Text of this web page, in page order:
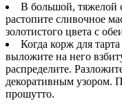
В большой, тяжелой
растопите сливочное
золотистого цвета с
Когда корж для
выложите на него
распределите.
декоративным узором.
прошутто.